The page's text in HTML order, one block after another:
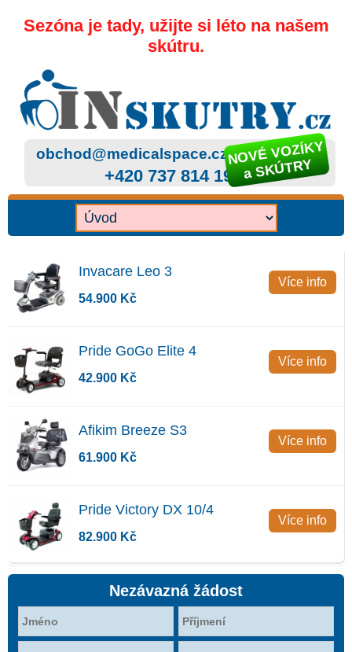
Sezóna je tady, užijte si léto na našem
skútru.
obchod@medicalspace.cz
+420 737 814 199
NOVÉ VOZÍKY
a SKÚTRY
Invacare Leo 3
54.900 Kč
Více info
Pride GoGo Elite 4
42.900 Kč
Více info
Afikim Breeze S3
61.900 Kč
Více info
Pride Victory DX 10/4
82.900 Kč
Více info
Nezávazná žádost